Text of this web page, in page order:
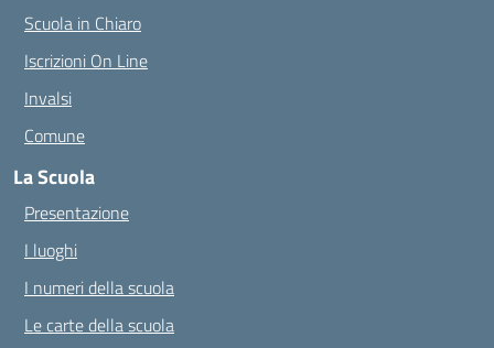
Scuola in Chiaro
Iscrizioni On Line
Invalsi
Comune
La Scuola
Presentazione
I luoghi
I numeri della scuola
Le carte della scuola